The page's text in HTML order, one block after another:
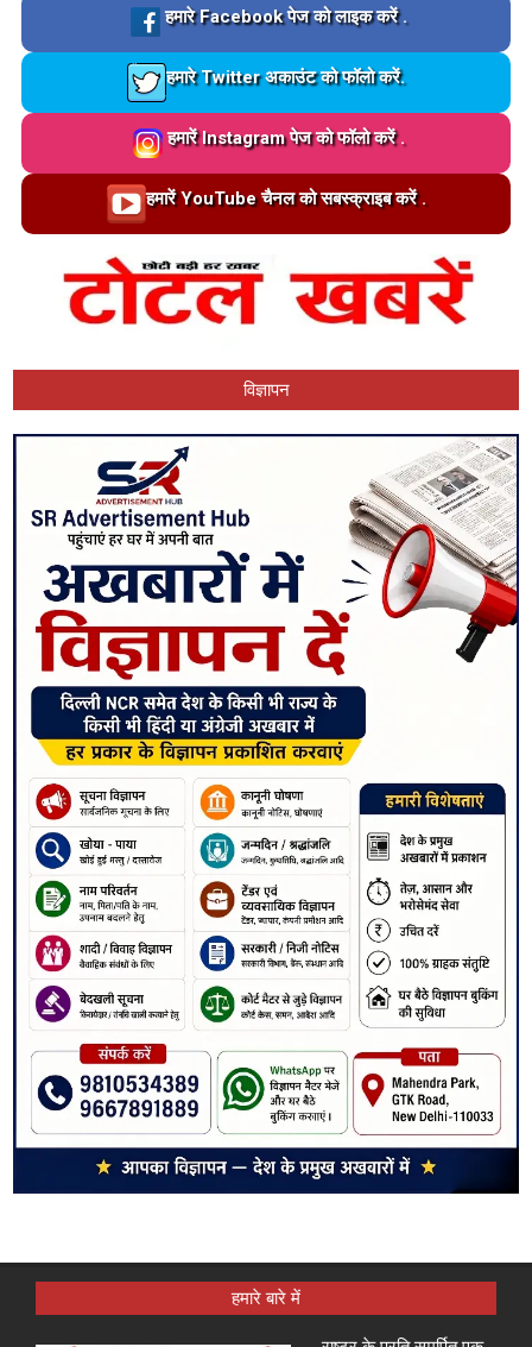
Loading…
हमारे Facebook पेज को लाइक करें .
Loading…
हमारे Twitter अकाउंट को फॉलो करें.
Loading…
हमारें Instagram पेज को फॉलो करें .
Loading…हमारें YouTube चैनल को सबस्क्राइब करें .
विज्ञापन
हमारे बारे में